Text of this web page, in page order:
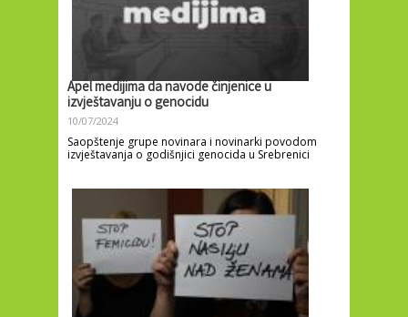
Apel medijima da navode činjenice u
izvještavanju o genocidu
10/07/2024
Saopštenje grupe novinara i novinarki povodom
izvještavanja o godišnjici genocida u Srebrenici